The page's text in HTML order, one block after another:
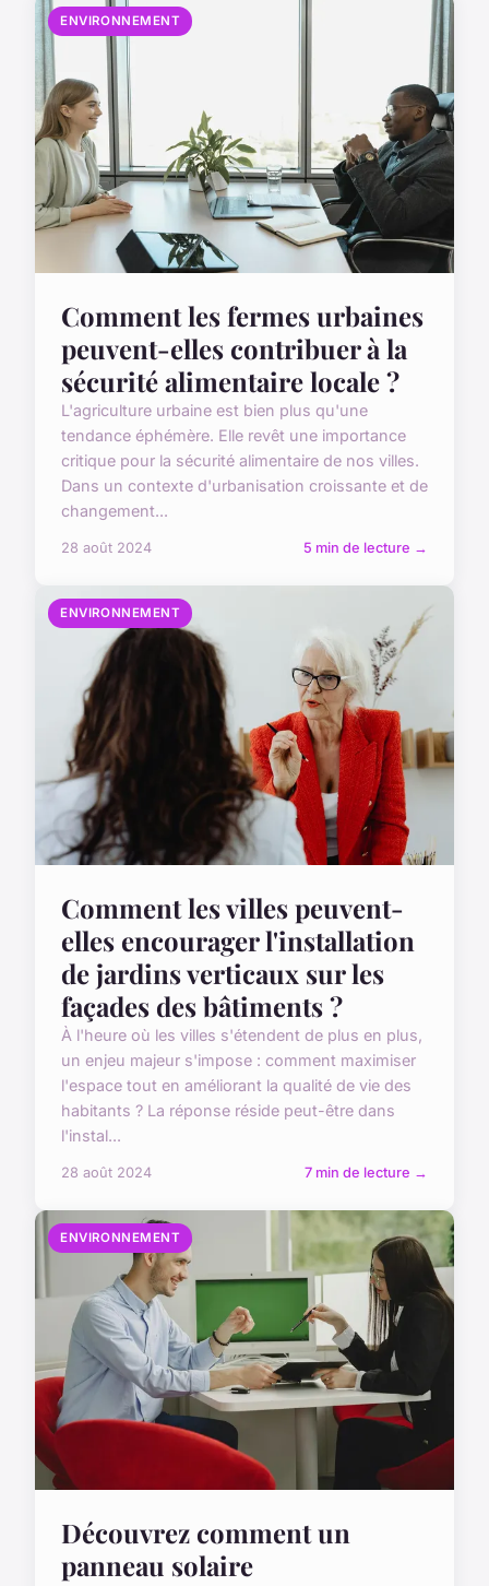
ENVIRONNEMENT
Comment les fermes urbaines
peuvent-elles contribuer à la
sécurité alimentaire locale ?
L'agriculture urbaine est bien plus qu'une
tendance éphémère. Elle revêt une importance
critique pour la sécurité alimentaire de nos villes.
Dans un contexte d'urbanisation croissante et de
changement...
28 août 2024 5 min de lecture →
ENVIRONNEMENT
Comment les villes peuvent-
elles encourager l'installation
de jardins verticaux sur les
façades des bâtiments ?
À l'heure où les villes s'étendent de plus en plus,
un enjeu majeur s'impose : comment maximiser
l'espace tout en améliorant la qualité de vie des
habitants ? La réponse réside peut-être dans
l'instal...
28 août 2024 7 min de lecture →
ENVIRONNEMENT
Découvrez comment un
panneau solaire